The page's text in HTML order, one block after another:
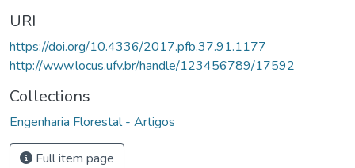
URI
https://doi.org/10.4336/2017.pfb.37.91.1177
http://www.locus.ufv.br/handle/123456789/17592
Collections
Engenharia Florestal - Artigos
Full item page